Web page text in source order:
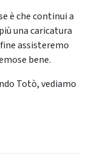
è che continui a
una caricatura
assisteremo
bene.
Totò, vediamo